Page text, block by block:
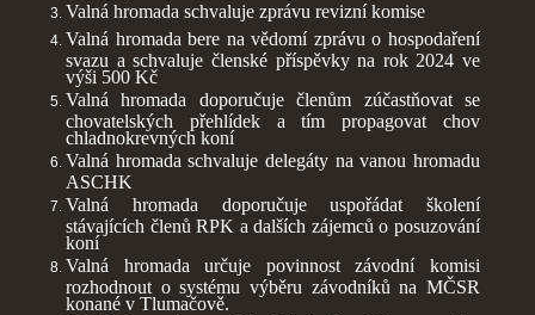
Valná hromada schvaluje zprávu revizní komise
Valná hromada bere na vědomí zprávu o hospodaření
svazu a schvaluje členské příspěvky na rok 2024 ve
výši 500 Kč
Valná hromada doporučuje členům zúčastňovat se
chovatelských přehlídek a tím propagovat chov
chladnokrevných koní
Valná hromada schvaluje delegáty na vanou hromadu
ASCHK
Valná hromada doporučuje uspořádat školení
stávajících členů RPK a dalších zájemců o posuzování
koní
Valná hromada určuje povinnost závodní komisi
rozhodnout o systému výběru závodníků na MČSR
konané v Tlumačově.